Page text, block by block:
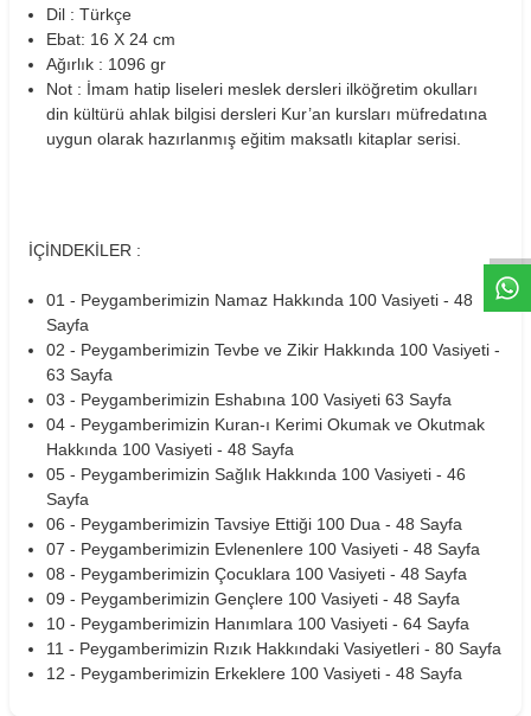
Dil : Türkçe
Ebat: 16 X 24 cm
Ağırlık : 1096 gr
Not : İmam hatip liseleri meslek dersleri ilköğretim okulları
din kültürü ahlak bilgisi dersleri Kur’an kursları müfredatına
uygun olarak hazırlanmış eğitim maksatlı kitaplar serisi.
İÇİNDEKİLER :
01 - Peygamberimizin Namaz Hakkında 100 Vasiyeti - 48
Sayfa
02 - Peygamberimizin Tevbe ve Zikir Hakkında 100 Vasiyeti -
63 Sayfa
03 - Peygamberimizin Eshabına 100 Vasiyeti 63 Sayfa
04 - Peygamberimizin Kuran-ı Kerimi Okumak ve Okutmak
Hakkında 100 Vasiyeti - 48 Sayfa
05 - Peygamberimizin Sağlık Hakkında 100 Vasiyeti - 46
Sayfa
06 - Peygamberimizin Tavsiye Ettiği 100 Dua - 48 Sayfa
07 - Peygamberimizin Evlenenlere 100 Vasiyeti - 48 Sayfa
08 - Peygamberimizin Çocuklara 100 Vasiyeti - 48 Sayfa
09 - Peygamberimizin Gençlere 100 Vasiyeti - 48 Sayfa
10 - Peygamberimizin Hanımlara 100 Vasiyeti - 64 Sayfa
11 - Peygamberimizin Rızık Hakkındaki Vasiyetleri - 80 Sayfa
12 - Peygamberimizin Erkeklere 100 Vasiyeti - 48 Sayfa